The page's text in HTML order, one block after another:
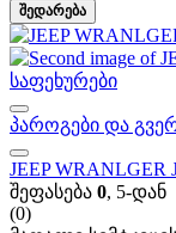
ᲨᲔᲓᲐᲠᲔᲑᲐ
პაროგები და
JEEP
შეფასება 0, 5-დან
(0)